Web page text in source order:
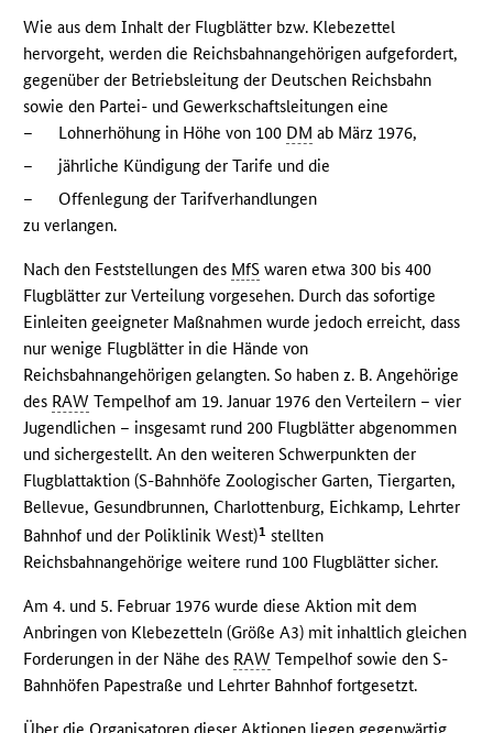
Wie aus dem Inhalt der Flugblätter bzw. Klebezettel
hervorgeht, werden die Reichsbahnangehörigen aufgefordert,
gegenüber der Betriebsleitung der Deutschen Reichsbahn
sowie den Partei- und Gewerkschaftsleitungen eine
–
Lohnerhöhung in Höhe von 100 DM ab März 1976,
–
jährliche Kündigung der Tarife und die
–
Offenlegung der Tarifverhandlungen
zu verlangen.
Nach den Feststellungen des MfS waren etwa 300 bis 400
Flugblätter zur Verteilung vorgesehen. Durch das sofortige
Einleiten geeigneter Maßnahmen wurde jedoch erreicht, dass
nur wenige Flugblätter in die Hände von
Reichsbahnangehörigen gelangten. So haben z. B. Angehörige
des RAW Tempelhof am 19. Januar 1976 den Verteilern – vier
Jugendlichen – insgesamt rund 200 Flugblätter abgenommen
und sichergestellt. An den weiteren Schwerpunkten der
Flugblattaktion (S-Bahnhöfe Zoologischer Garten, Tiergarten,
Bellevue, Gesundbrunnen, Charlottenburg, Eichkamp, Lehrter
Bahnhof und der Poliklinik West)1 stellten
Reichsbahnangehörige weitere rund 100 Flugblätter sicher.
Am 4. und 5. Februar 1976 wurde diese Aktion mit dem
Anbringen von Klebezetteln (Größe A3) mit inhaltlich gleichen
Forderungen in der Nähe des RAW Tempelhof sowie den S-
Bahnhöfen Papestraße und Lehrter Bahnhof fortgesetzt.